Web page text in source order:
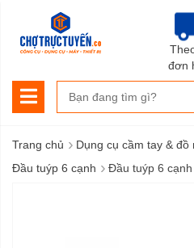
đơn
Trang chủ › Dụng cụ cầm tay & đồ
Đầu tuýp 6 cạnh › Đầu tuýp 6